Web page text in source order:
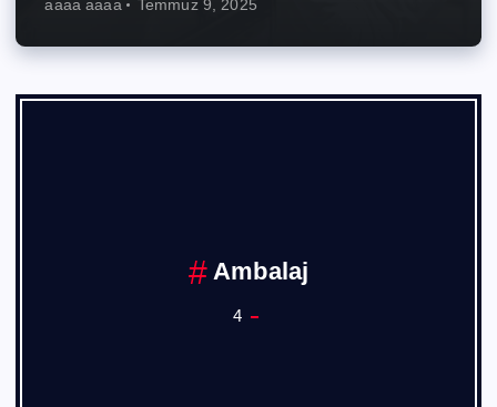
aaaa aaaa Temmuz 9, 2025
Ambalaj
4